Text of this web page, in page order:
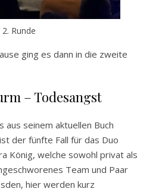
Runde
ging es dann in die zweite
– Todesangst
aus seinem aktuellen Buch
der fünfte Fall für das Duo
König, welche sowohl privat als
Team und Paar
hier werden kurz